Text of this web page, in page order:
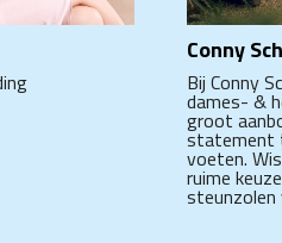
Conny
Bij Conny
dames- &
groot
statement
voeten.
ruime
steunzolen